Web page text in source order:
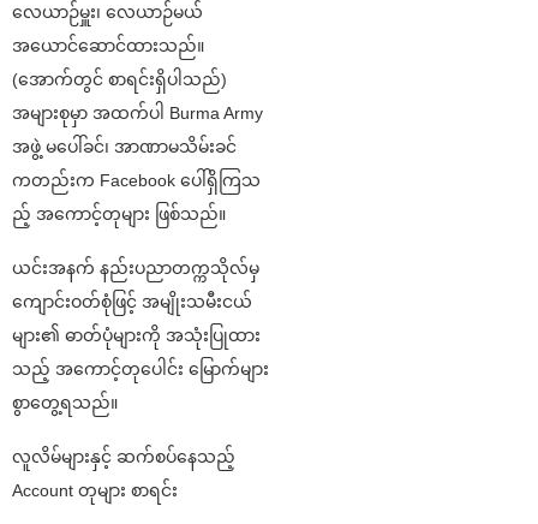
လေယာဉ်မှူး၊ လေယာဉ်မယ်
အယောင်ဆောင်ထားသည်။
(အောက်တွင် စာရင်းရှိပါသည်)
အများစုမှာ အထက်ပါ Burma Army
အဖွဲ့ မပေါ်ခင်၊ အာဏာမသိမ်းခင်
ကတည်းက Facebook ပေါ်ရှိကြသ
ည့် အကောင့်တုများ ဖြစ်သည်။
ယင်းအနက် နည်းပညာတက္ကသိုလ်မှ
ကျောင်းဝတ်စုံဖြင့် အမျိုးသမီးငယ်
များ၏ ဓာတ်ပုံများကို အသုံးပြုထား
သည့် အကောင့်တုပေါင်း မြောက်များ
စွာတွေ့ရသည်။
လူလိမ်များနှင့် ဆက်စပ်နေသည့်
Account တုများ စာရင်း